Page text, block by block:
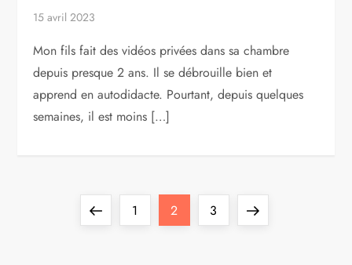
15 avril 2023
Mon fils fait des vidéos privées dans sa chambre
depuis presque 2 ans. Il se débrouille bien et
apprend en autodidacte. Pourtant, depuis quelques
semaines, il est moins […]
Pagination
PreviousPage
1 Page
2 Page
3
Next